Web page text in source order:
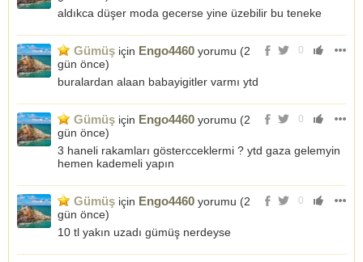
aldıkca düşer moda gecerse yine üzebilir bu teneke
0
Gümüş için Engo4460 yorumu (2
gün önce)
buralardan alaan babayigitler varmı ytd
0
Gümüş için Engo4460 yorumu (2
gün önce)
3 haneli rakamları göstercceklermi ? ytd gaza gelemyin
hemen kademeli yapın
0
Gümüş için Engo4460 yorumu (2
gün önce)
10 tl yakın uzadı gümüş nerdeyse